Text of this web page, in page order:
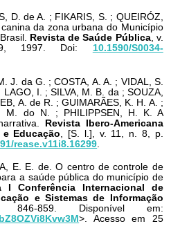
D. de A. ; FIKARIS, S. ; QUEIRÓZ,
da zona urbana do Município
Revista de Saúde Pública, v.
1997. Doi: 10.1590/S0034-
J. da G. ; COSTA, A. A. ; VIDAL, S.
I. ; SILVA, M. B. da ; SOUZA,
A. de R. ; GUIMARÃES, K. H. A. ;
M. do N. ; PHILIPPSEN, H. K. A
Revista Ibero-Americana
Educação , [S. l.], v. 11, n. 8, p.
rease.v11i8.16299
E. E. de. O centro de controle de
a saúde pública do município de
I Conferência Internacional de
e Sistemas de Informação
859. Disponível em:
>. Acesso em 25